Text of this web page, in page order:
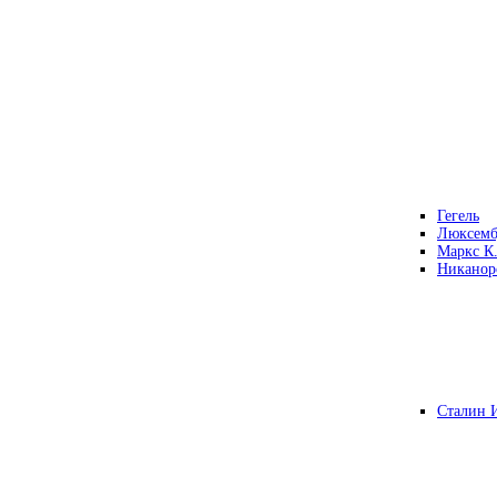
Гегель
Маркс К.
Сталин